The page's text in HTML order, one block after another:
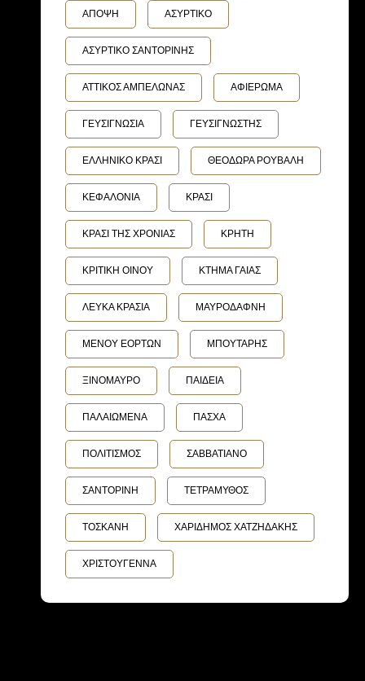
ΑΠΟΨΗ ΑΣΥΡΤΙΚΟ
ΑΣΥΡΤΙΚΟ ΣΑΝΤΟΡΙΝΗΣ
ΑΤΤΙΚΟΣ ΑΜΠΕΛΩΝΑΣ ΑΦΙΕΡΩΜΑ
ΓΕΥΣΙΓΝΩΣΙΑ ΓΕΥΣΙΓΝΩΣΤΗΣ
ΕΛΛΗΝΙΚΟ ΚΡΑΣΙ ΘΕΟΔΩΡΑ ΡΟΥΒΑΛΗ
ΚΕΦΑΛΟΝΙΑ ΚΡΑΣΙ
ΚΡΑΣΙ ΤΗΣ ΧΡΟΝΙΑΣ ΚΡΗΤΗ
ΚΡΙΤΙΚΗ ΟΙΝΟΥ ΚΤΗΜΑ ΓΑΙΑΣ
ΛΕΥΚΑ ΚΡΑΣΙΑ ΜΑΥΡΟΔΑΦΝΗ
ΜΕΝΟΥ ΕΟΡΤΩΝ ΜΠΟΥΤΑΡΗΣ
ΞΙΝΟΜΑΥΡΟ ΠΑΙΔΕΙΑ
ΠΑΛΑΙΩΜΕΝΑ ΠΑΣΧΑ
ΠΟΛΙΤΙΣΜΟΣ ΣΑΒΒΑΤΙΑΝΟ
ΣΑΝΤΟΡΙΝΗ ΤΕΤΡΑΜΥΘΟΣ
ΤΟΣΚΑΝΗ ΧΑΡΙΔΗΜΟΣ ΧΑΤΖΗΔΑΚΗΣ
ΧΡΙΣΤΟΥΓΕΝΝΑ